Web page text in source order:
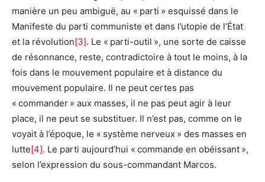
manière un peu ambiguë, au « parti » esquissé dans le
Manifeste du parti communiste et dans l’utopie de l’État
et la révolution[3]. Le « parti-outil », une sorte de caisse
de résonnance, reste, contradictoire à tout le moins, à la
fois dans le mouvement populaire et à distance du
mouvement populaire. Il ne peut certes pas
« commander » aux masses, il ne pas peut agir à leur
place, il ne peut se substituer. Il n’est pas, comme on le
voyait à l’époque, le « système nerveux » des masses en
lutte[4]. Le parti aujourd’hui « commande en obéissant »,
selon l’expression du sous-commandant Marcos.